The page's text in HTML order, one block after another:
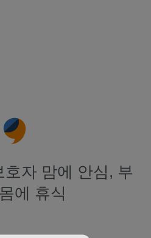
자 맘에 안심, 부
에 휴식